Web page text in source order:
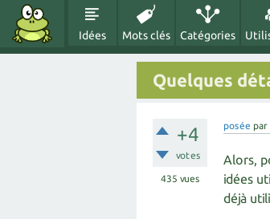
Idées Mots clés Catégories
Quelques
+4
votes
435 vues
posée par
Alors,
idées
déjà